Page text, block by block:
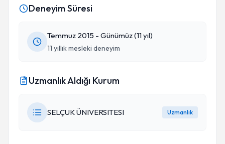
Deneyim Süresi
Temmuz 2015 - Günümüz (11 yıl)
11 yıllık mesleki deneyim
Uzmanlık Aldığı Kurum
SELÇUK ÜNIVERSITESI Uzmanlık